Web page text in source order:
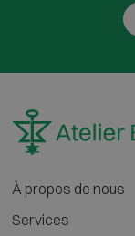
À propos de nous
Services